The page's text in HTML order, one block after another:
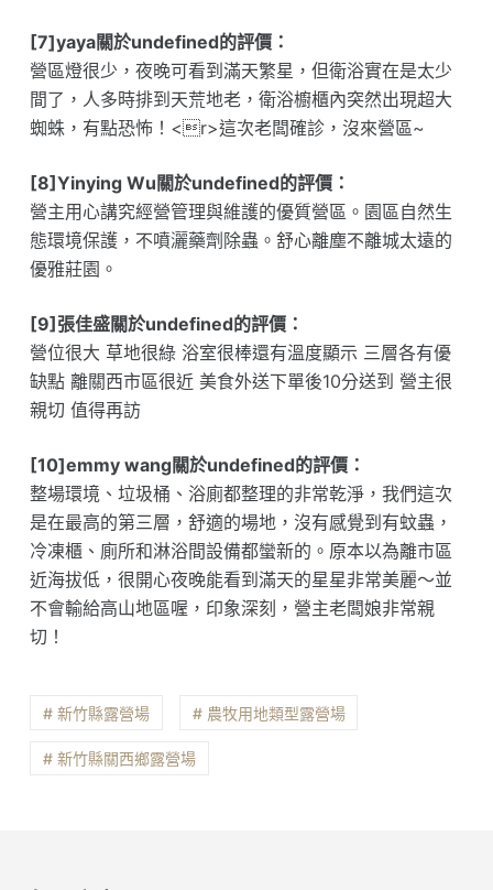
[7]yaya關於undefined的評價：
營區燈很少，夜晚可看到滿天繁星，但衛浴實在是太少
間了，人多時排到天荒地老，衛浴櫥櫃內突然出現超大
蜘蛛，有點恐怖！<r>這次老闆確診，沒來營區~
[8]Yinying Wu關於undefined的評價：
營主用心講究經營管理與維護的優質營區。園區自然生
態環境保護，不噴灑藥劑除蟲。舒心離塵不離城太遠的
優雅莊園。
[9]張佳盛關於undefined的評價：
營位很大 草地很綠 浴室很棒還有溫度顯示 三層各有優
缺點 離關西市區很近 美食外送下單後10分送到 營主很
親切 值得再訪
[10]emmy wang關於undefined的評價：
整場環境、垃圾桶、浴廁都整理的非常乾淨，我們這次
是在最高的第三層，舒適的場地，沒有感覺到有蚊蟲，
冷凍櫃、廁所和淋浴間設備都蠻新的。原本以為離市區
近海拔低，很開心夜晚能看到滿天的星星非常美麗～並
不會輸給高山地區喔，印象深刻，營主老闆娘非常親
切！
# 新竹縣露營場 # 農牧用地類型露營場
# 新竹縣關西鄉露營場